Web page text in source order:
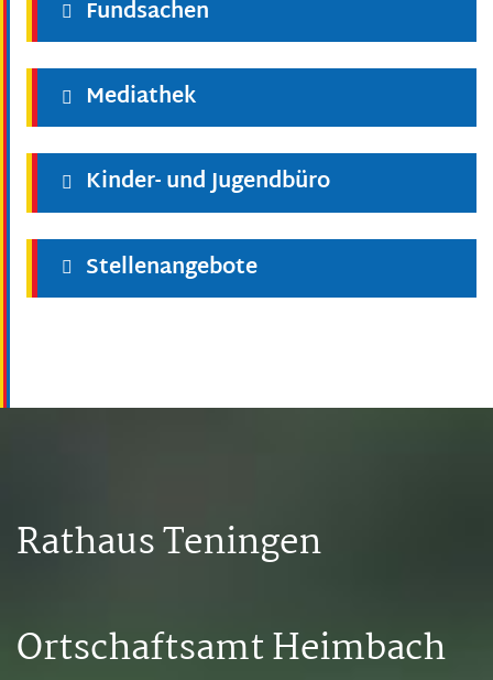
Fundsachen
Mediathek
Kinder- und Jugendbüro
Stellenangebote
Rathaus Teningen
Ortschaftsamt Heimbach